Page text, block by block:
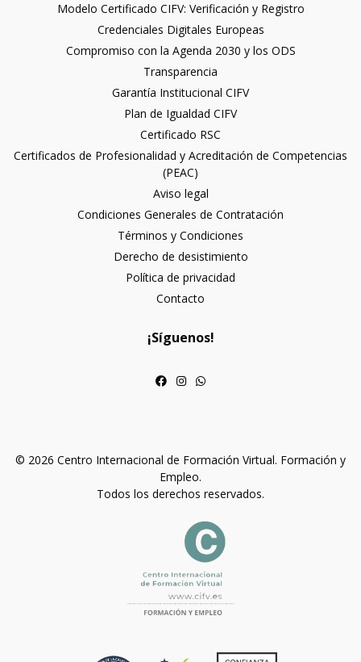
Modelo Certificado CIFV: Verificación y Registro
Credenciales Digitales Europeas
Compromiso con la Agenda 2030 y los ODS
Transparencia
Garantía Institucional CIFV
Plan de Igualdad CIFV
Certificado RSC
Certificados de Profesionalidad y Acreditación de Competencias
(PEAC)
Aviso legal
Condiciones Generales de Contratación
Términos y Condiciones
Derecho de desistimiento
Política de privacidad
Contacto
¡Síguenos!
© 2026 Centro Internacional de Formación Virtual. Formación y
Empleo.
Todos los derechos reservados.